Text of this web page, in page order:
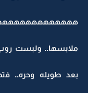
ملابسها.. ولبست
بعد طويله وحره..